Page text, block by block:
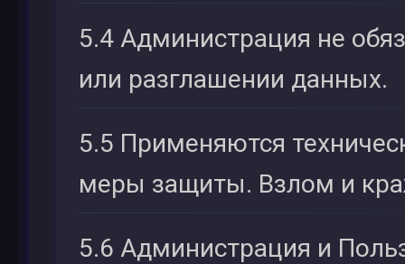
5.4 Администрация не
или разглашении данных.
5.5 Применяются
меры защиты. Взлом и
5.6 Администрация и